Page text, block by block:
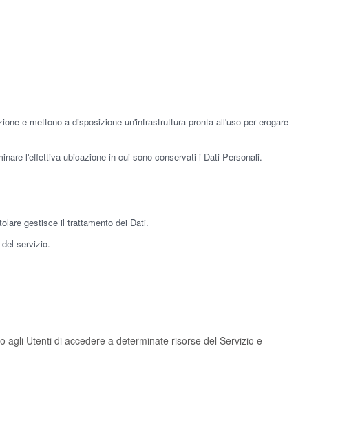
e mettono a disposizione un'infrastruttura pronta all'uso per erogare
l'effettiva ubicazione in cui sono conservati i Dati Personali.
gestisce il trattamento dei Dati.
servizio.
agli Utenti di accedere a determinate risorse del Servizio e